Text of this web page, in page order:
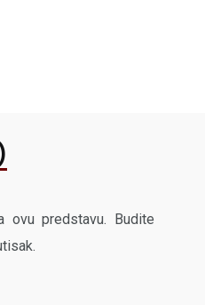
ovu predstavu. Budite